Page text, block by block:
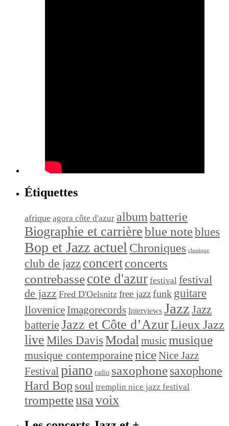
Étiquettes
afrique agora côte d'azur album batterie
Biographie et carrièreblue noteblues
Bop et Jazz actuel Chroniques classique
club de jazz concertconcerts
contrebassecote d'azur festival festival
de jazz Fred D'Oelsnitz free jazzfunk guitare
Ilovenice Imagorecords Interviews Jazz Jazz
batterieJazz et Côte d’AzurLieux Jazz
live Miles Davis Modal musicmusique
musique contemporaine niceNice Jazz
Festivalpiano radio saxophonesaxophone
Hard Bop soul tremplin nice jazz festival
trompetteusavoix